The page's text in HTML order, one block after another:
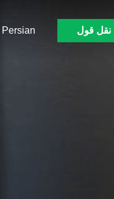
نقل قول Persian